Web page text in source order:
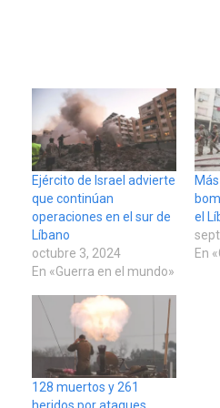
Ejército de Israel advierte
que continúan
operaciones en el sur de
Líbano
octubre 3, 2024
En «Guerra en el mundo»
el
En
128 muertos y 261